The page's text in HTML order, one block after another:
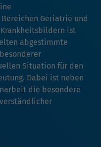
Geriatrie und
ist
abgestimmte
Situation für den
Dabei ist neben
die besondere